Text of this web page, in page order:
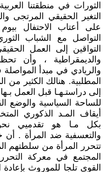
الثورات في منطقتنا
التغير الحقيقي المرتجى
على أعتاب الاحتفال
التواصل مع الشباب
التواقين إلى العمل
والديمقراطية ، وأن
والريادي في مبدأ
المطلبية. هنالك الكثير من
إلى دراستـهـا قبل العمل
للساحة السياسية والوضع
أيقاف المـد الذكوري
بكل مـا هو تقدميي
والتعسفية ضد المرأة .
تتحرر المرأة من سلطتهم
المجتمع في معركة
القوى تلجا للموروث